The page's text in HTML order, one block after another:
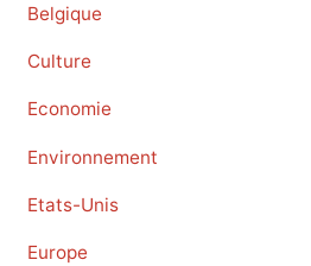
Belgique
Culture
Economie
Environnement
Etats-Unis
Europe